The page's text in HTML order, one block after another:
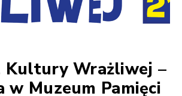
Kultury Wrażliwej –
w Muzeum Pamięci